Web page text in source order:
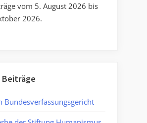
vom 5. August 2026 bis
2026.
Bundesverfassungsgericht